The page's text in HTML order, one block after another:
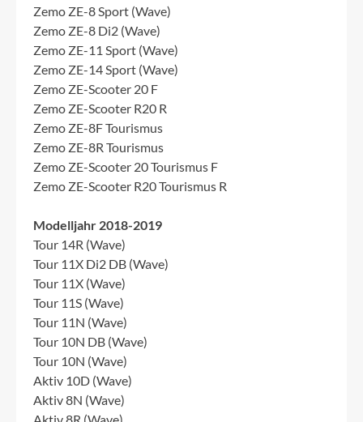
Zemo ZE-8 Sport (Wave)
Zemo ZE-8 Di2 (Wave)
Zemo ZE-11 Sport (Wave)
Zemo ZE-14 Sport (Wave)
Zemo ZE-Scooter 20 F
Zemo ZE-Scooter R20 R
Zemo ZE-8F Tourismus
Zemo ZE-8R Tourismus
Zemo ZE-Scooter 20 Tourismus F
Zemo ZE-Scooter R20 Tourismus R
Modelljahr 2018-2019
Tour 14R (Wave)
Tour 11X Di2 DB (Wave)
Tour 11X (Wave)
Tour 11S (Wave)
Tour 11N (Wave)
Tour 10N DB (Wave)
Tour 10N (Wave)
Aktiv 10D (Wave)
Aktiv 8N (Wave)